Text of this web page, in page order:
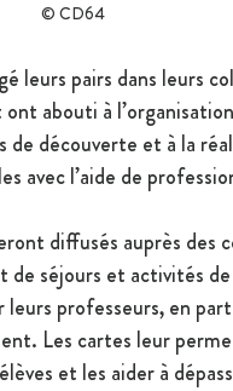
© CD64
leurs pairs dans leurs
abouti à
de découverte et à la
avec l’aide de
diffusés auprès des
de séjours et activités
leurs professeurs, en
Les cartes leur
et les aider à